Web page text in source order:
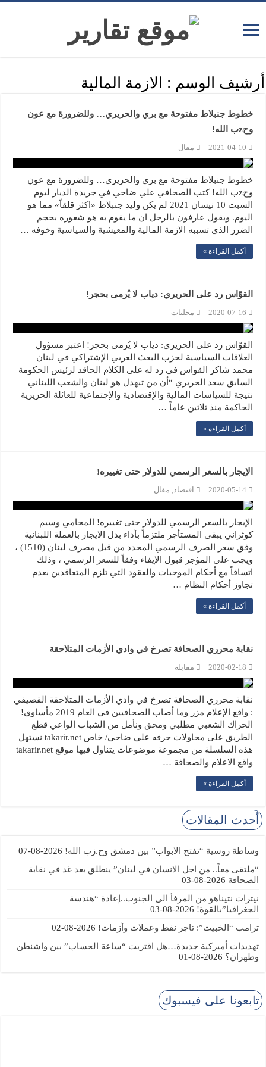
أرشيف الوسم : الازمة المالية
خطوط جنبلاط مفتوحة مع بري والحريري… وللضرورة مع عون
وحzب الله!
2021-04-10 مقال
خطوط جنبلاط مفتوحة مع بري والحريري… وللضرورة مع عون
وحzب الله! كتب الصحافي علي ضاحي في جريدة الديار ليوم
السبت 10 نيسان 2021 لم يكن وليد جنبلاط «اكثر قلقاً» مما هو
اليوم. ويقول عارفون بالرجل ان ما يقوم به هو شعوره بحجم
الضرر الذي تسببه الازمة المالية والمعيشية والسياسية وخوفه …
أكمل القراءة »
القوّاس رد على الحريري: دياب لا يُرمى بحجر!
2020-07-16 محليات
القوّاس رد على الحريري: دياب لا يُرمى بحجر! اعتبر مسؤول
العلاقات السياسية لحزب البعث العربي الإشتراكي في لبنان
محمد شاكر القواس في رد له على الكلام الحاقد لرئيس الحكومة
السابق سعد الحريري “أن من تبهدل هو لبنان والشعب اللبناني
نتيجة للسياسات المالية والإقتصادية والإجتماعية للعائلة الحريرية
الحاكمة منذ ثلاثين عاماً …
أكمل القراءة »
الإيجار بالسعر الرسمي للدولار حتى تغييره!
2020-05-14 اقتصاد مقال
الإيجار بالسعر الرسمي للدولار حتى تغييره! المحامي وسيم
كوثراني يبقى المستأجر ملتزماً بأداء بدل الايجار بالعملة اللبنانية
وفق سعر الصرف الرسمي المحدد من قبل مصرف لبنان (1510) ،
ويجب على المؤجر قبول الإيفاء وفقاً للسعر الرسمي ، وذلك
اتساقاً مع أحكام الموجبات والعقود التي تلزم المتعاقدين بعدم
تجاوز أحكام النظام …
أكمل القراءة »
نقابة محرري الصحافة تصرخ في وادي الأزمات المتلاحقة
2020-02-18 مقابلة
نقابة محرري الصحافة تصرخ في وادي الأزمات المتلاحقة القصيفي
: واقع الإعلام مزر وما أصاب الصحافيين في العام 2019 مأساوي!
الحراك الشعبي مطلبي ومحق ونأمل من الشباب الواعي قطع
الطريق على محاولات حرفه علي ضاحي/ خاص takarir.net نستهل
هذه السلسلة من مجموعة موضوعات يتناول فيها موقع takarir.net
واقع الاعلام والصحافة …
أكمل القراءة »
أحدث المقالات
وساطة روسية “تفتح الابواب” بين دمشق وح.زب الله! 2026-08-07
“ملتقى معاً.. من اجل الانسان في لبنان” ينطلق بعد غد في نقابة
الصحافة 2026-08-03
نيترات نتيناهو من المرفأ الى الجنوب..إعادة “هندسة
الجغرافيا”بالقوة! 2026-08-03
ترامب “الخبيث”: تاجر نفط وعملات وأزمات! 2026-08-02
تهديدات أميركية جديدة…هل اقتربت “ساعة الحساب” بين واشنطن
وطهران؟ 2026-08-01
تابعونا على فيسبوك